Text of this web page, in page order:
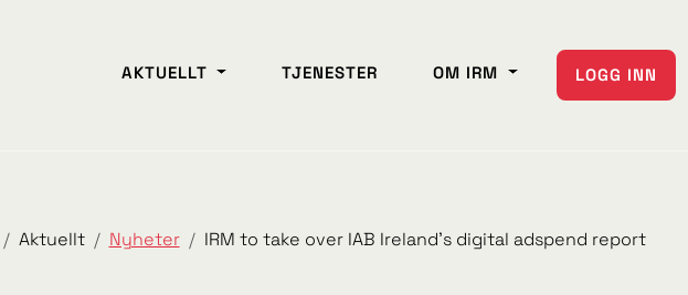
AKTUELLT TJENESTER OM IRM LOGG INN
Aktuellt Nyheter IRM to take over IAB Ireland’s digital adspend report